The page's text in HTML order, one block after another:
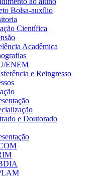
Bolsa-auxílio
Científica
Acadêmica
ENEM
e Reingresso
e Doutorado